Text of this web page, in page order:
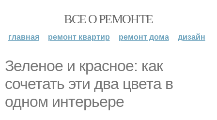
ВСЕ О РЕМОНТЕ
главная ремонт квартир ремонт дома дизайн
Зеленое и красное: как
сочетать эти два цвета в
одном интерьере